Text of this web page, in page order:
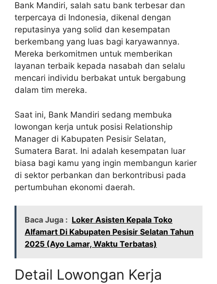
Bank Mandiri, salah satu bank terbesar dan
terpercaya di Indonesia, dikenal dengan
reputasinya yang solid dan kesempatan
berkembang yang luas bagi karyawannya.
Mereka berkomitmen untuk memberikan
layanan terbaik kepada nasabah dan selalu
mencari individu berbakat untuk bergabung
dalam tim mereka.
Saat ini, Bank Mandiri sedang membuka
lowongan kerja untuk posisi Relationship
Manager di Kabupaten Pesisir Selatan,
Sumatera Barat. Ini adalah kesempatan luar
biasa bagi kamu yang ingin membangun karier
di sektor perbankan dan berkontribusi pada
pertumbuhan ekonomi daerah.
Baca Juga : Loker Asisten Kepala Toko
Alfamart Di Kabupaten Pesisir Selatan Tahun
2025 (Ayo Lamar, Waktu Terbatas)
Detail Lowongan Kerja